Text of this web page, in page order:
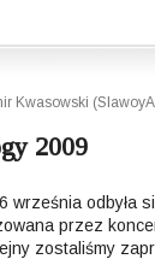
Kwasowski
2009
września odbyła
przez
zostaliśmy